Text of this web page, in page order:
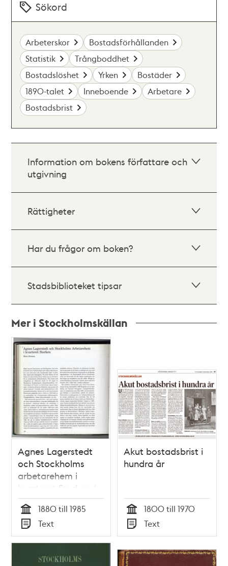
Sökord
Arbeterskor
Bostadsförhållanden
Statistik
Trångboddhet
Bostadslöshet
Yrken
Bostäder
1890-talet
Inneboende
Arbetare
Bostadsbrist
Information om bokens författare och
utgivning
Rättigheter
Har du frågor om boken?
Stadsbiblioteket tipsar
Mer i Stockholmskällan
Relaterade
poster
och
teman
Agnes Lagerstedt
och Stockholms
arbetarehem i
kvarteret Storken /
Mats Persson
Tid
1880 till 1985
Typ
Text
Akut bostadsbrist i
hundra år
Tid
1800 till 1970
Typ
Text